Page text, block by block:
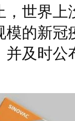
世界上
的新冠
及时公